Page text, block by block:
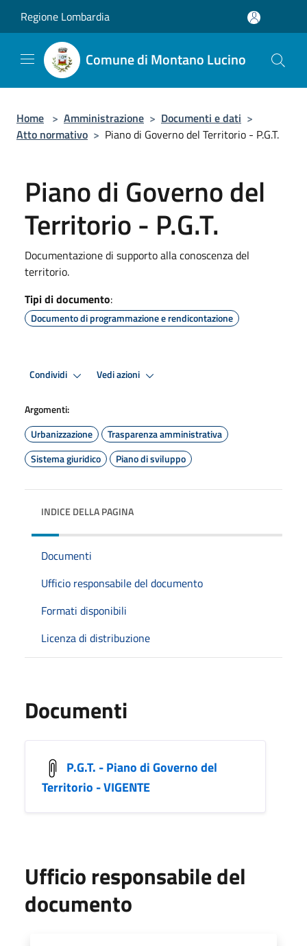
Regione Lombardia
Comune di Montano Lucino
Home > Amministrazione > Documenti e dati >
Atto normativo > Piano di Governo del Territorio - P.G.T.
Piano di Governo del
Territorio - P.G.T.
Documentazione di supporto alla conoscenza del
territorio.
Tipi di documento:
Documento di programmazione e rendicontazione
Condividi Vedi azioni
Argomenti:
Urbanizzazione
Trasparenza amministrativa
Sistema giuridico
Piano di sviluppo
INDICE DELLA PAGINA
Documenti
Ufficio responsabile del documento
Formati disponibili
Licenza di distribuzione
Documenti
P.G.T. - Piano di Governo del
Territorio - VIGENTE
Ufficio responsabile del
documento